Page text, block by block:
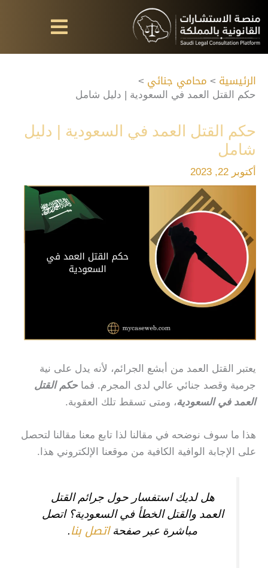
إلى
المحتوى
الرئيسية محامي جنائي
حكم القتل العمد في السعودية | دليل شامل
حكم القتل العمد في السعودية | دليل
شامل
أكتوبر 22, 2023
يعتبر القتل العمد من أبشع الجرائم، لأنه يدل على نية
جرمية وقصد جنائي عالي لدى المجرم. فماحكم القتل
العمد في السعودية، ومتى تسقط تلك العقوبة.
هذا ما سوف نوضحه في مقالنا لذا تابع معنا مقالنا لتحصل
على الإجابة الوافية الكافية من موقعنا الإلكتروني هذا.
هل لديك استفسار حول جرائم القتل
العمد والقتل الخطأ في السعودية؟ اتصل
مباشرة عبر صفحةاتصل بنا.